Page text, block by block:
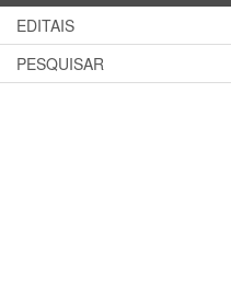
EDITAIS
PESQUISAR